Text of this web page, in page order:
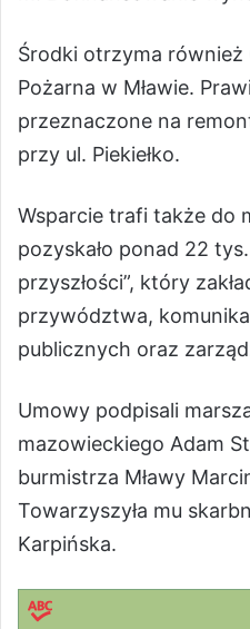
Środki otrzyma
Pożarna w Mławie.
przeznaczone na
przy ul. Piekiełko.
Wsparcie trafi także do
pozyskało ponad 22
przyszłości”, który
przywództwa,
publicznych oraz
Umowy podpisali
mazowieckiego Adam
burmistrza Mławy
Towarzyszyła mu
Karpińska.